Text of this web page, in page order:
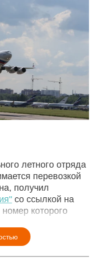
летного отряда
перевозкой
получил
со ссылкой на
которого